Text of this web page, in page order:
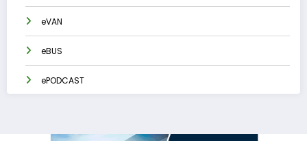
eVAN
eBUS
ePODCAST